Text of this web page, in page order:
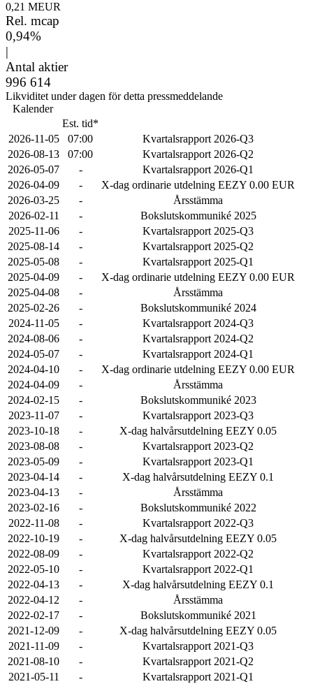
0,21 MEUR
Rel. mcap
0,94%
|
Antal aktier
996 614
Likviditet under dagen för detta pressmeddelande
Kalender
Est. tid*
2026-11-05
07:00
Kvartalsrapport 2026-Q3
2026-08-13
07:00
Kvartalsrapport 2026-Q2
2026-05-07
-
Kvartalsrapport 2026-Q1
2026-04-09
-
X-dag ordinarie utdelning EEZY 0.00 EUR
2026-03-25
-
Årsstämma
2026-02-11
-
Bokslutskommuniké 2025
2025-11-06
-
Kvartalsrapport 2025-Q3
2025-08-14
-
Kvartalsrapport 2025-Q2
2025-05-08
-
Kvartalsrapport 2025-Q1
2025-04-09
-
X-dag ordinarie utdelning EEZY 0.00 EUR
2025-04-08
-
Årsstämma
2025-02-26
-
Bokslutskommuniké 2024
2024-11-05
-
Kvartalsrapport 2024-Q3
2024-08-06
-
Kvartalsrapport 2024-Q2
2024-05-07
-
Kvartalsrapport 2024-Q1
2024-04-10
-
X-dag ordinarie utdelning EEZY 0.00 EUR
2024-04-09
-
Årsstämma
2024-02-15
-
Bokslutskommuniké 2023
2023-11-07
-
Kvartalsrapport 2023-Q3
2023-10-18
-
X-dag halvårsutdelning EEZY 0.05
2023-08-08
-
Kvartalsrapport 2023-Q2
2023-05-09
-
Kvartalsrapport 2023-Q1
2023-04-14
-
X-dag halvårsutdelning EEZY 0.1
2023-04-13
-
Årsstämma
2023-02-16
-
Bokslutskommuniké 2022
2022-11-08
-
Kvartalsrapport 2022-Q3
2022-10-19
-
X-dag halvårsutdelning EEZY 0.05
2022-08-09
-
Kvartalsrapport 2022-Q2
2022-05-10
-
Kvartalsrapport 2022-Q1
2022-04-13
-
X-dag halvårsutdelning EEZY 0.1
2022-04-12
-
Årsstämma
2022-02-17
-
Bokslutskommuniké 2021
2021-12-09
-
X-dag halvårsutdelning EEZY 0.05
2021-11-09
-
Kvartalsrapport 2021-Q3
2021-08-10
-
Kvartalsrapport 2021-Q2
2021-05-11
- Kvartalsrapport 2021-Q1